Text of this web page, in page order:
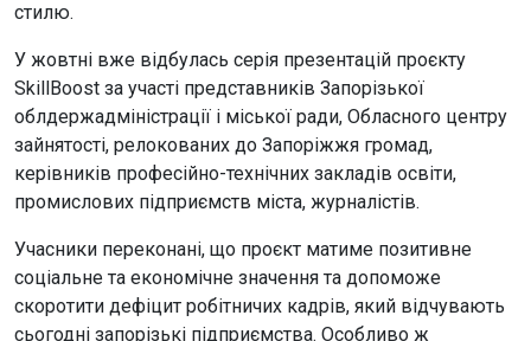
стилю.
У жовтні вже відбулась серія презентацій проєкту
SkillBoost за участі представників Запорізької
облдержадміністрації і міської ради, Обласного центру
зайнятості, релокованих до Запоріжжя громад,
керівників професійно-технічних закладів освіти,
промислових підприємств міста, журналістів.
Учасники переконані, що проєкт матиме позитивне
соціальне та економічне значення та допоможе
скоротити дефіцит робітничих кадрів, який відчувають
сьогодні запорізькі підприємства. Особливо ж